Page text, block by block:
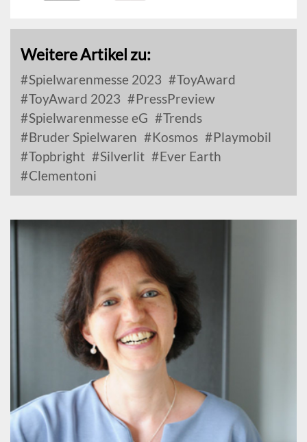
Weitere Artikel zu:
Spielwarenmesse 2023
ToyAward
ToyAward 2023
PressPreview
Spielwarenmesse eG
Trends
Bruder Spielwaren
Kosmos
Playmobil
Topbright
Silverlit
Ever Earth
Clementoni